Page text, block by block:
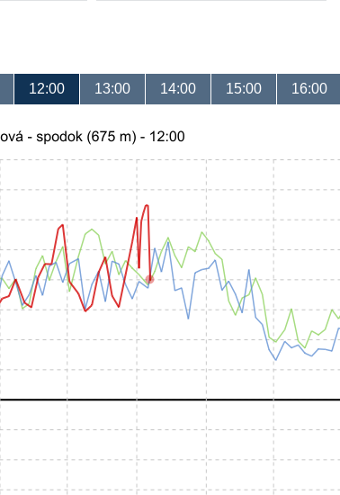
12:00 13:00 14:00 15:00 16:00